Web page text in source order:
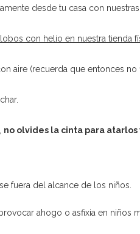
desde tu casa con nuestras
con helio en nuestra tienda
aire (recuerda que entonces
no olvides la cinta para
fuera del alcance de los niños.
ahogo o asfixia en niños